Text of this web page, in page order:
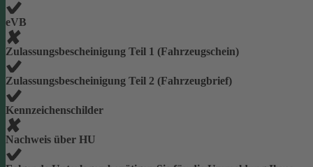
eVB
Zulassungsbescheinigung Teil 1 (Fahrzeugschein)
Zulassungsbescheinigung Teil 2 (Fahrzeugbrief)
Kennzeichenschilder
Nachweis über HU